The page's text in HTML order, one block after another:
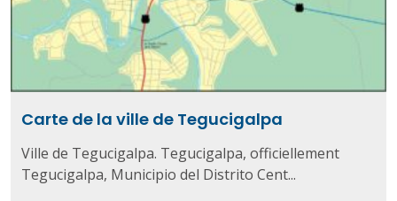
Carte de la ville de Tegucigalpa
Ville de Tegucigalpa. Tegucigalpa, officiellement
Tegucigalpa, Municipio del Distrito Cent...